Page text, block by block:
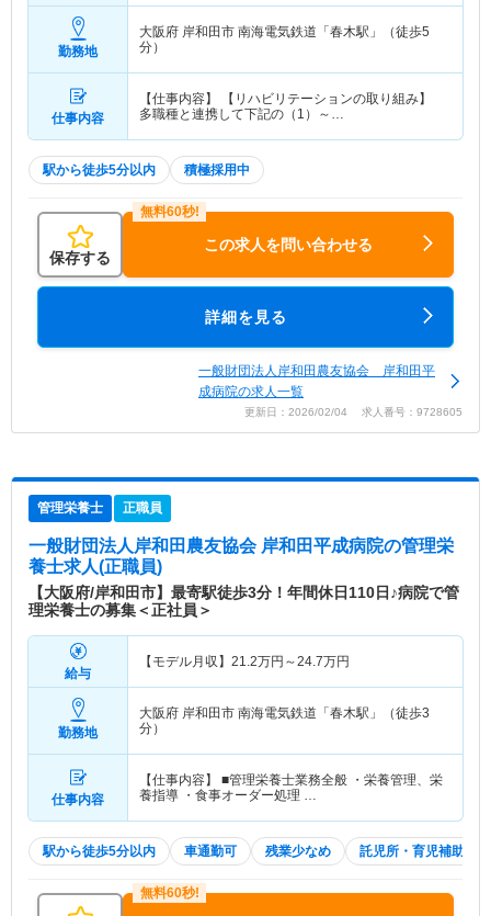
勤務地
大阪府 岸和田市 南海電気鉄道「春木駅」（徒歩5
分）
仕事内容
【仕事内容】 【リハビリテーションの取り組み】
多職種と連携して下記の（1）～…
駅から徒歩5分以内 積極採用中
保存する
この求人を問い合わせる
詳細を見る
一般財団法人岸和田農友協会 岸和田平
成病院の求人一覧
更新日：2026/02/04 求人番号：9728605
管理栄養士 正職員
一般財団法人岸和田農友協会 岸和田平成病院の管理栄
養士求人(正職員)
【大阪府/岸和田市】最寄駅徒歩3分！年間休日110日♪病院で管
理栄養士の募集＜正社員＞
給与
【モデル月収】 21.2万円～24.7万円
勤務地
大阪府 岸和田市 南海電気鉄道「春木駅」（徒歩3
分）
仕事内容
【仕事内容】 ■管理栄養士業務全般 ・栄養管理、栄
養指導 ・食事オーダー処理 …
駅から徒歩5分以内 車通勤可 残業少なめ 託児所・育児補助